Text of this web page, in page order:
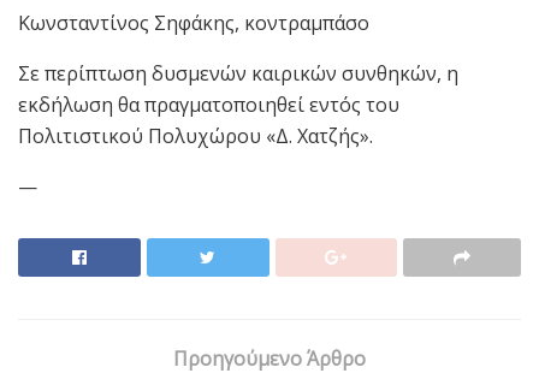
Κωνσταντίνος Σηφάκης, κοντραμπάσο
Σε περίπτωση δυσμενών καιρικών συνθηκών, η
εκδήλωση θα πραγματοποιηθεί εντός του
Πολιτιστικού Πολυχώρου «Δ. Χατζής».
—
Προηγούμενο Άρθρο